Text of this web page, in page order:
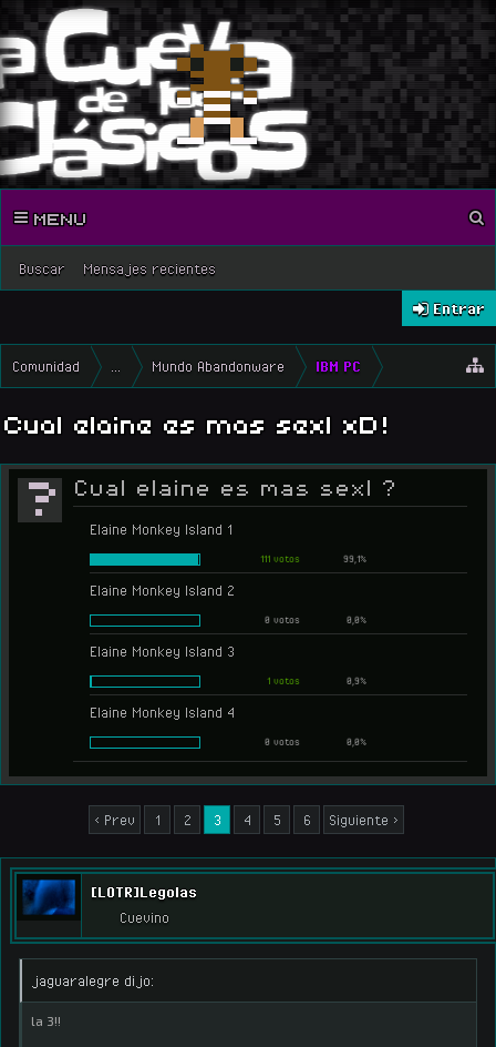
Buscar Mensajes recientes
MENU
Entrar
Comunidad Mundo Abandonware IBM PC
Cual elaine es mas sexI xD!
? Cual elaine es mas sexI ?
Elaine Monkey Island 1
111 votos 99,1%
Elaine Monkey Island 2
0 votos 0,0%
Elaine Monkey Island 3
1 votos 0,9%
Elaine Monkey Island 4
0 votos 0,0%
< Prev 1 2 3 4 5 6 Siguiente >
[LOTR]Legolas
Cuevino
jaguaralegre dijo:
la 3!!